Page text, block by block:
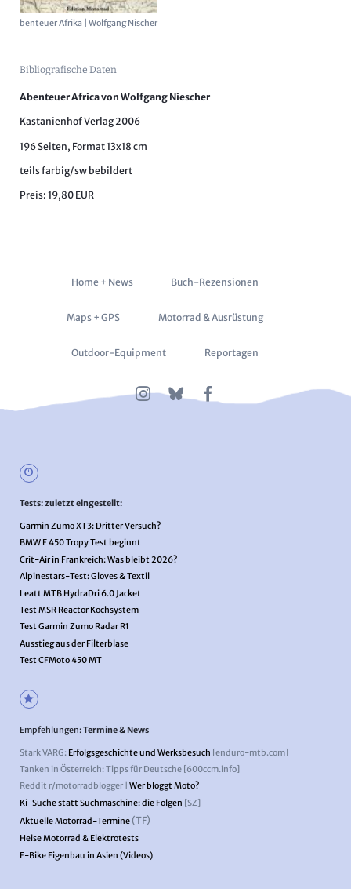
benteuer Afrika | Wolfgang Nischer
Bibliografische Daten
Abenteuer Africa von Wolfgang Niescher
Kastanienhof Verlag 2006
196 Seiten, Format 13x18 cm
teils farbig/sw bebildert
Preis: 19,80 EUR
Navigation
Home + News Buch-Rezensionen
Maps + GPS Motorrad & Ausrüstung
Outdoor-Equipment Reportagen
Tests: zuletzt eingestellt:
Garmin Zumo XT3: Dritter Versuch?
BMW F 450 Tropy Test beginnt
Crit-Air in Frankreich: Was bleibt 2026?
Alpinestars-Test: Gloves & Textil
Leatt MTB HydraDri 6.0 Jacket
Test MSR Reactor Kochsystem
Test Garmin Zumo Radar R1
Ausstieg aus der Filterblase
Test CFMoto 450 MT
Empfehlungen:Termine & News
Stark VARG: Erfolgsgeschichte und Werksbesuch [enduro-mtb.com]
Tanken in Österreich: Tipps für Deutsche [600ccm.info]
Reddit r/motorradblogger | Wer bloggt Moto?
Ki-Suche statt Suchmaschine: die Folgen [SZ]
Aktuelle Motorrad-Termine(TF)
Heise Motorrad & Elektrotests
E-Bike Eigenbau in Asien (Videos)